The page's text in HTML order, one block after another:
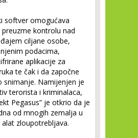
softver omogućava
kontrolu nad
ciljane osobe,
podacima,
aplikacije za
te čak i da započne
snimanje. Namijenjen je
terorista i kriminalaca,
Pegasus” je otkrio da je
od mnogih zemalja u
zloupotrebljava.